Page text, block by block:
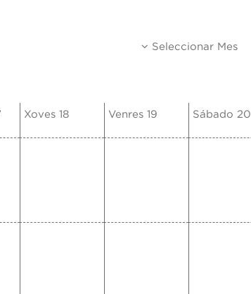
Seleccionar Mes
Xoves 18 Venres 19 Sábado 20